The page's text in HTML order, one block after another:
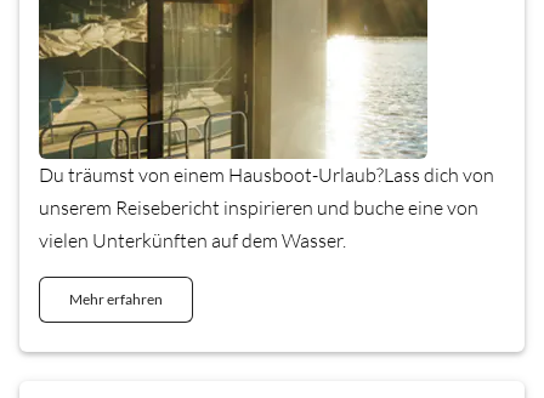
Du träumst von einem Hausboot-Urlaub?Lass dich von
unserem Reisebericht inspirieren und buche eine von
vielen Unterkünften auf dem Wasser.
Mehr erfahren